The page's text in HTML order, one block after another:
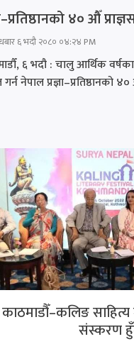
४० औँ
६ भदौ २०८० ०४:२४ PM
६ भदौ : चालु आर्थिक
गर्न नेपाल
काठमाडौँ–कलिङ साहित्य
संस्करण